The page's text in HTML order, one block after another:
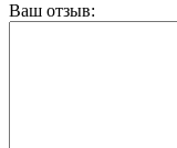
Ваш отзыв: